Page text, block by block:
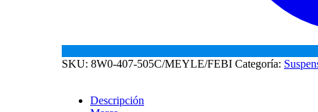
SKU: 8W0-407-505C/MEYLE/FEBI Categoría:
Descripción